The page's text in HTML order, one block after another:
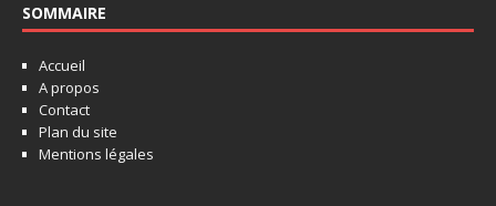
SOMMAIRE
Accueil
A propos
Contact
Plan du site
Mentions légales